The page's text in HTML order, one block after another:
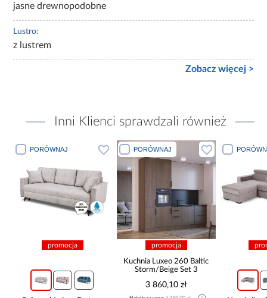
jasne drewnopodobne
Lustro:
z lustrem
Zobacz więcej >
Inni Klienci sprawdzali również
PORÓWNAJ
promocja
PORÓWNAJ
promocja
Kuchnia Luxeo 260 Baltic
Storm/Beige Set 3
3 860,10 zł